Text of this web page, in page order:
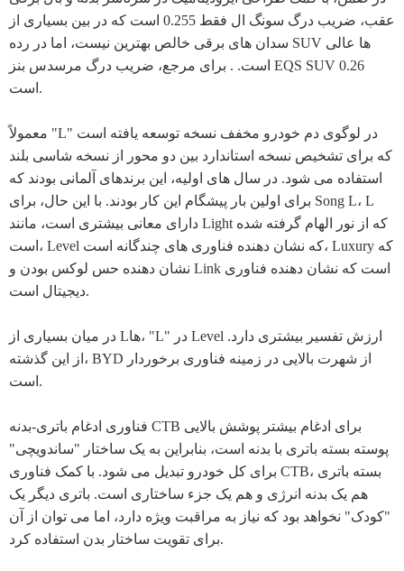
عقب، ضریب درگ سونگ ال فقط 0.255 است که در بین بسیاری از
سدان های برقی خالص بهترین نیست، اما در رده SUV ها عالی
است. . برای مرجع، ضریب درگ مرسدس بنز EQS SUV 0.26
است.
معمولاً "L" در لوگوی دم خودرو مخفف نسخه توسعه یافته است
که برای تشخیص نسخه استاندارد بین دو محور از نسخه شاسی بلند
استفاده می شود. در سال های اولیه، این برندهای آلمانی بودند که
برای اولین بار پیشگام این کار بودند. با این حال، برای Song L، L
دارای معانی بیشتری است، مانند Light که از نور الهام گرفته شده
است، Level که نشان دهنده فناوری های چندگانه است، Luxury که
نشان دهنده حس لوکس بودن و Link است که نشان دهنده فناوری
دیجیتال است.
در میان بسیاری از Lها، "L" در Level ارزش تفسیر بیشتری دارد.
از این گذشته، BYD از شهرت بالایی در زمینه فناوری برخوردار
است.
فناوری ادغام باتری-بدنه CTB برای ادغام بیشتر پوشش بالایی
پوسته بسته باتری با بدنه است، بنابراین به یک ساختار "ساندویچی"
برای کل خودرو تبدیل می شود. با کمک فناوری CTB، بسته باتری
هم یک بدنه انرژی و هم یک جزء ساختاری است. باتری دیگر یک
"کودک" نخواهد بود که نیاز به مراقبت ویژه دارد، اما می توان از آن
برای تقویت ساختار بدن استفاده کرد.